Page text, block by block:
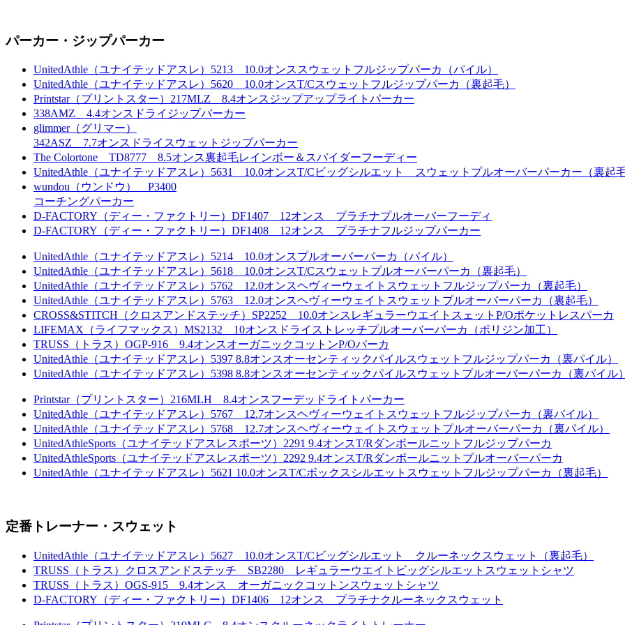
パーカー・ジップパーカー
UnitedAthle（ユナイテッドアスレ）5213 10.0オンススウェットフルジップパーカ（パイル）
UnitedAthle（ユナイテッドアスレ）5620 10.0オンスT/Cスウェットフルジップパーカ（裏起毛）
Printstar（プリントスター）217MLZ 8.4オンスジップアップライトパーカー
338AMZ 4.4オンスドライジップパーカー
glimmer（グリマー）
342ASZ 7.7オンスドライスウェットジップパーカー
The Colortone TD8777 8.5オンス裏起毛レインボー＆スパイダーフーディー
UnitedAthle（ユナイテッドアスレ）5631 10.0オンスT/Cビッグシルエット スウェットプルオーバーパーカー（裏起
wundou（ウンドウ） P3400
コーチングパーカー
D-FACTORY（ディー・ファクトリー）DF1407 12オンス プラチナプルオーバーフーディ
D-FACTORY（ディー・ファクトリー）DF1408 12オンス プラチナフルジップパーカー
UnitedAthle（ユナイテッドアスレ）5214 10.0オンスプルオーバーパーカ（パイル）
UnitedAthle（ユナイテッドアスレ）5618 10.0オンスT/Cスウェットプルオーバーパーカ（裏起毛）
UnitedAthle（ユナイテッドアスレ）5762 12.0オンスヘヴィーウェイトスウェットフルジップパーカ（裏起毛）
UnitedAthle（ユナイテッドアスレ）5763 12.0オンスヘヴィーウェイトスウェットプルオーバーパーカ（裏起毛）
CROSS&STITCH（クロスアンドステッチ）SP2252 10.0オンスレギュラーウエイトスェットP/Oポケットレスパーカ
LIFEMAX（ライフマックス）MS2132 10オンスドライストレッチプルオーバーパーカ（ポリジン加工）
TRUSS（トラス）OGP-916 9.4オンスオーガニックコットンP/Oパーカ
UnitedAthle（ユナイテッドアスレ）5397 8.8オンスオーセンティックパイルスウェットフルジップパーカ（裏パイル）
UnitedAthle（ユナイテッドアスレ）5398 8.8オンスオーセンティックパイルスウェットプルオーバーパーカ（裏パイル
Printstar（プリントスター）216MLH 8.4オンスフーデッドライトパーカー
UnitedAthle（ユナイテッドアスレ）5767 12.7オンスヘヴィーウェイトスウェットフルジップパーカ（裏パイル）
UnitedAthle（ユナイテッドアスレ）5768 12.7オンスヘヴィーウェイトスウェットプルオーバーパーカ（裏パイル）
UnitedAthleSports（ユナイテッドアスレスポーツ）2291 9.4オンスT/Rダンボールニットフルジップパーカ
UnitedAthleSports（ユナイテッドアスレスポーツ）2292 9.4オンスT/Rダンボールニットプルオーバーパーカ
UnitedAthle（ユナイテッドアスレ）5621 10.0オンスT/Cボックスシルエットスウェットフルジップパーカ（裏起毛）
定番トレーナー・スウェット
UnitedAthle（ユナイテッドアスレ）5627 10.0オンスT/Cビッグシルエット クルーネックスウェット（裏起毛）
TRUSS（トラス）クロスアンドステッチ SB2280 レギュラーウエイトビッグシルエットスウェットシャツ
TRUSS（トラス）OGS-915 9.4オンス オーガニックコットンスウェットシャツ
D-FACTORY（ディー・ファクトリー）DF1406 12オンス プラチナクルーネックスウェット